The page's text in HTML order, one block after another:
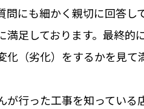
問にも細かく親切に回答し
満足しております。最終的
化（劣化）をするかを見て
行った工事を知っている